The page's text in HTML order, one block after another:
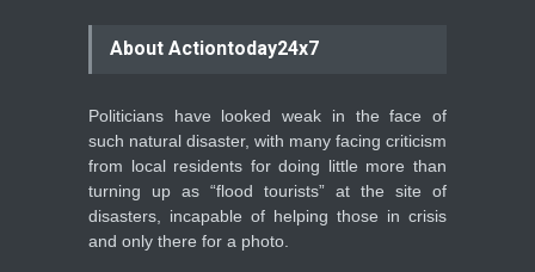
About Actiontoday24x7
Politicians have looked weak in the face of
such natural disaster, with many facing criticism
from local residents for doing little more than
turning up as “flood tourists” at the site of
disasters, incapable of helping those in crisis
and only there for a photo.